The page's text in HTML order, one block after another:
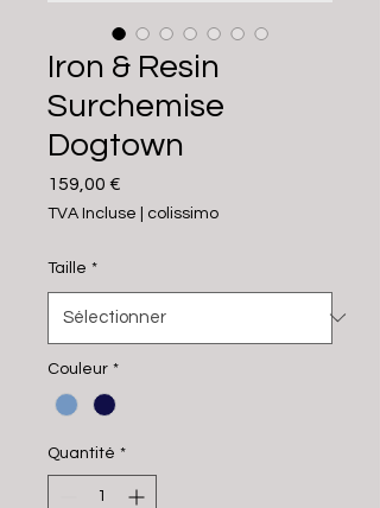
Iron & Resin
Surchemise
Dogtown
159,00 €
TVA Incluse colissimo
Taille *
Couleur *
Quantité *